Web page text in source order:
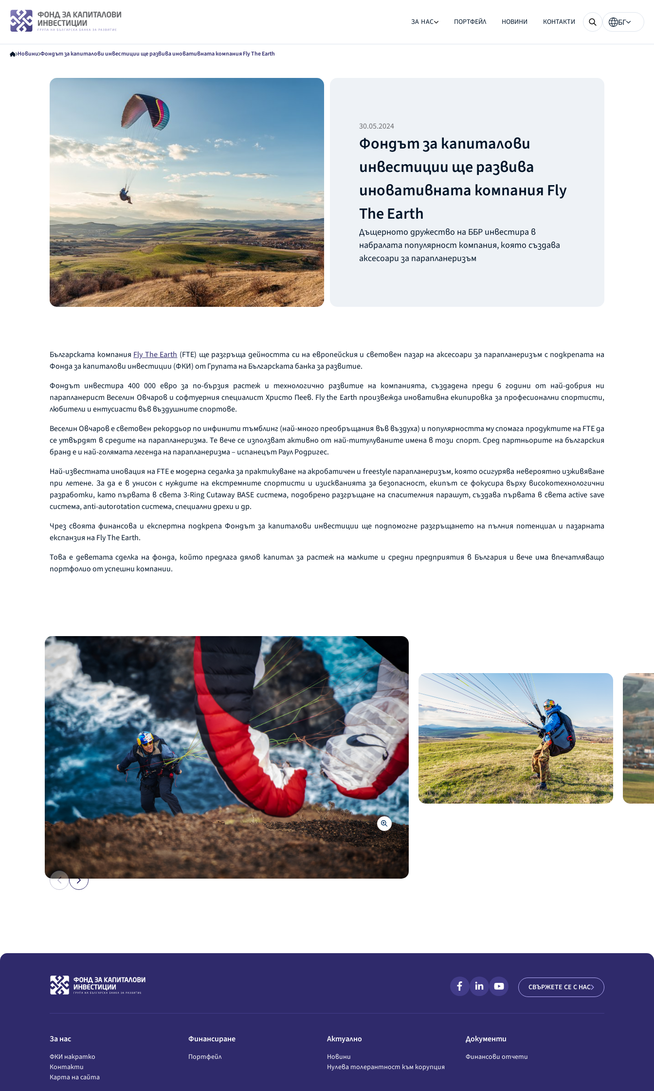
ЗА НАС ПОРТФЕЙЛ НОВИНИ КОНТАКТИ БГ
Новини Фондът за капиталови инвестиции ще развива иновативната компания Fly The Earth
30.05.2024
Фондът за капиталови
инвестиции ще развива
иновативната компания Fly
The Earth
Дъщерното дружество на ББР инвестира в
набралата популярност компания, която създава
аксесоари за парапланеризъм
Българската компания Fly The Earth (FTE) ще разгръща дейността си на европейския и световен пазар на аксесоари за парапланеризъм с подкрепата на
Фонда за капиталови инвестиции (ФКИ) от Групата на Българската банка за развитие.
Фондът инвестира 400 000 евро за по-бързия растеж и технологично развитие на компанията, създадена преди 6 години от най-добрия ни
парапланерист Веселин Овчаров и софтуерния специалист Христо Пеев. Fly the Earth произвежда иновативна екипировка за професионални спортисти,
любители и ентусиасти във въздушните спортове.
Веселин Овчаров е световен рекордьор по инфинити тъмблинг (най-много преобръщания във въздуха) и популярността му спомага продуктите на FTE да
се утвърдят в средите на парапланеризма. Те вече се използват активно от най-титулуваните имена в този спорт. Сред партньорите на българския
бранд е и най-голямата легенда на парапланеризма – испанецът Раул Родригес.
Най-известната иновация на FTE е модерна седалка за практикуване на акробатичен и freestyle парапланеризъм, която осигурява невероятно изживяване
при летене. За да е в унисон с нуждите на екстремните спортисти и изискванията за безопасност, екипът се фокусира върху високотехнологични
разработки, като първата в света 3-Ring Cutaway BASE система, подобрено разгръщане на спасителния парашут, създава първата в света аctive save
система, аnti-autorotation система, специални дрехи и др.
Чрез своята финансова и експертна подкрепа Фондът за капиталови инвестиции ще подпомогне разгръщането на пълния потенциал и пазарната
експанзия на Fly The Earth.
Това е деветата сделка на фонда, който предлага дялов капитал за растеж на малките и средни предприятия в България и вече има впечатляващо
портфолио от успешни компании.
СВЪРЖЕТЕ СЕ С НАС
За нас
ФКИ накратко
Контакти
Карта на сайта
Финансиране
Портфейл
Актуално
Новини
Нулева толерантност към корупция
Документи
Финансови отчети